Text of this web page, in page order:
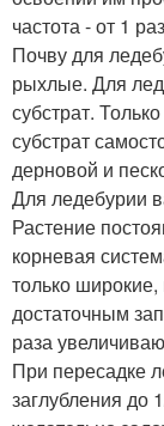
частота - от 1
Почву для
рыхлые. Для
субстрат.
субстрат
дерновой и
Для ледебурии
Растение
корневая
только
достаточным
раза
При пересадке
заглубления до